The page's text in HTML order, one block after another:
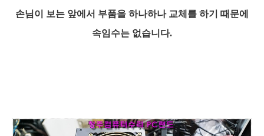
손님이 보는 앞에서 부품을 하나하나 교체를 하기 때문에
속임수는 없습니다.